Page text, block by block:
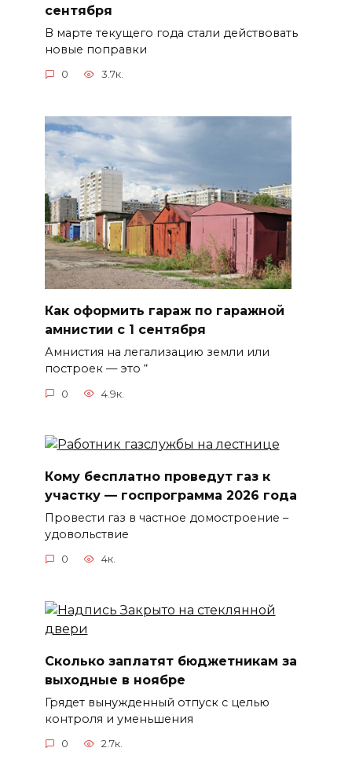
сентября
В марте текущего года стали действовать
новые поправки
0 3.7к.
Как оформить гараж по гаражной
амнистии с 1 сентября
Амнистия на легализацию земли или
построек — это “
0 4.9к.
Кому бесплатно проведут газ к
участку — госпрограмма 2026 года
Провести газ в частное домостроение –
удовольствие
0 4к.
Сколько заплатят бюджетникам за
выходные в ноябре
Грядет вынужденный отпуск с целью
контроля и уменьшения
0 2.7к.